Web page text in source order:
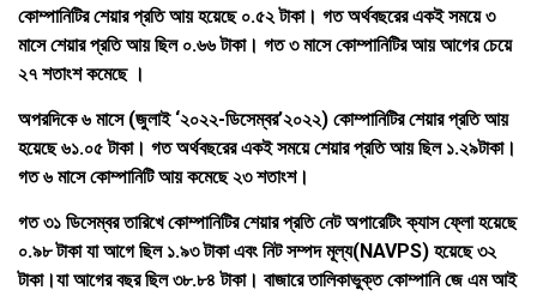
কোম্পানিটির শেয়ার প্রতি আয় হয়েছে ০.৫২ টাকা। গত অর্থবছরের একই সময়ে ৩
মাসে শেয়ার প্রতি আয় ছিল ০.৬৬ টাকা। গত ৩ মাসে কোম্পানিটির আয় আগের চেয়ে
২৭ শতাংশ কমেছে ।
অপরদিকে ৬ মাসে (জুলাই ‘২০২২-ডিসেম্বর’২০২২) কোম্পানিটির শেয়ার প্রতি আয়
হয়েছে ৬১.০৫ টাকা। গত অর্থবছরের একই সময়ে শেয়ার প্রতি আয় ছিল ১.২৯টাকা।
গত ৬ মাসে কোম্পানিটি আয় কমেছে ২৩ শতাংশ।
গত ৩১ ডিসেম্বর তারিখে কোম্পানিটির শেয়ার প্রতি নেট অপারেটিং ক্যাস ফ্লো হয়েছে
০.৯৮ টাকা যা আগে ছিল ১.৯৩ টাকা এবং নিট সম্পদ মূল্য(NAVPS) হয়েছে ৩২
টাকা।যা আগের বছর ছিল ৩৮.৮৪ টাকা। বাজারে তালিকাভুক্ত কোম্পানি জে এম আই